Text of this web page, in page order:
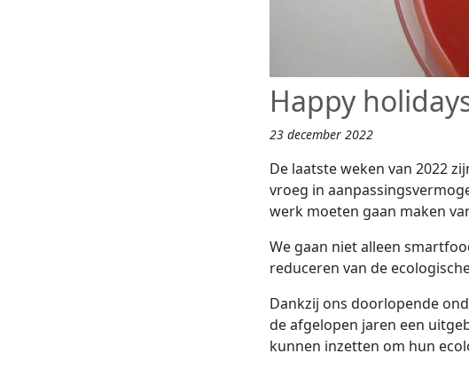
Happy
23 december 2022
De laatste weken van 2022
vroeg in
werk moeten gaan maken
We gaan niet alleen
reduceren van de
Dankzij ons doorlopende
de afgelopen jaren een
kunnen inzetten om hun